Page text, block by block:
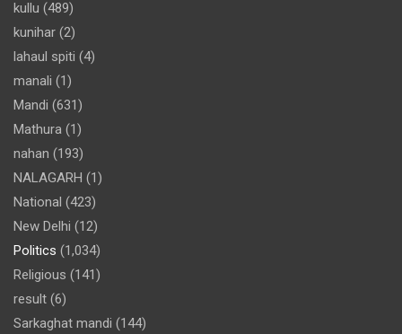
kullu (489)
kunihar (2)
lahaul spiti (4)
manali (1)
Mandi (631)
Mathura (1)
nahan (193)
NALAGARH (1)
National (423)
New Delhi (12)
Politics (1,034)
Religious (141)
result (6)
Sarkaghat mandi (144)